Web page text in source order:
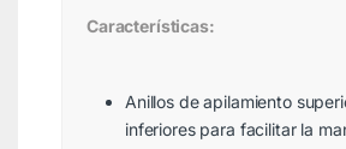
Características:
Anillos de apilamiento
inferiores para facilitar la